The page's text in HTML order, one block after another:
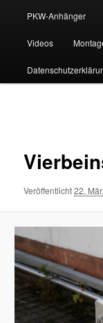
PKW-Anhänger
Videos
Veröffentlicht22.